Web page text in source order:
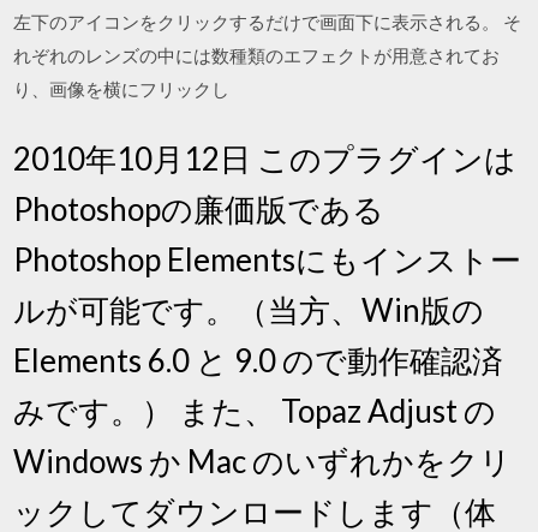
左下のアイコンをクリックするだけで画面下に表示される。 そ
れぞれのレンズの中には数種類のエフェクトが用意されてお
り、画像を横にフリックし
2010年10月12日 このプラグインは
Photoshopの廉価版である
Photoshop Elementsにもインストー
ルが可能です。（当方、Win版の
Elements 6.0 と 9.0 ので動作確認済
みです。） また、 Topaz Adjust の
Windows か Mac のいずれかをクリ
ックしてダウンロードします（体